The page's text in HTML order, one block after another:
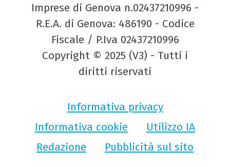
Imprese di Genova n.02437210996 -
R.E.A. di Genova: 486190 - Codice
Fiscale / P.Iva 02437210996
Copyright © 2025 (V3) - Tutti i
diritti riservati
Informativa privacy
Informativa cookie
Utilizzo IA
Redazione
Pubblicità sul sito